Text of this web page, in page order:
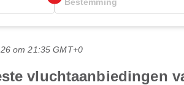
om 21:35 GMT+0
vluchtaanbiedingen